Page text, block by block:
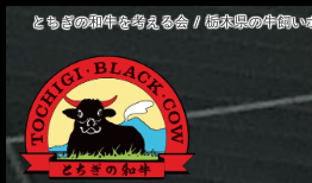
とちぎの和牛を考える会 / 栃木県の牛飼い